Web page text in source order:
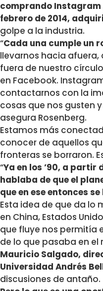
comprando Instagram
febrero de 2014,
golpe a la industria.
“Cada una cumple un
llevarnos hacia
fuera de nuestro
en Facebook.
contactarnos con la
cosas que nos gusten
asegura Rosenberg.
Estamos más
conocer de aquellos
fronteras se borraron.
“Ya en los ’90, a partir
hablaba de que el
que en ese entonces
Esta idea de que da lo
en China, Estados
que fluye nos permitía
de lo que pasaba en el
Mauricio Salgado,
Universidad Andrés
discusiones de antaño.